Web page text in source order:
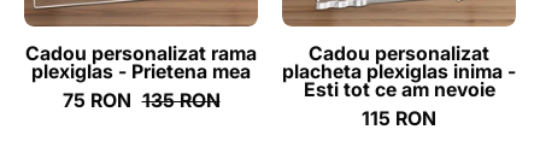
Cadou personalizat rama
plexiglas - Prietena mea
75 RON 135 RON
tot
ce
am
nevoie
Cadou personalizat
placheta plexiglas inima -
Esti tot ce am nevoie
115 RON